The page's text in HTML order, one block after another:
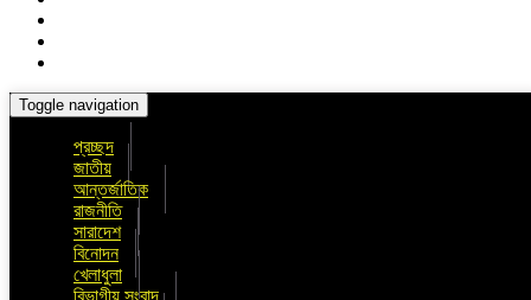
Toggle navigation
প্রচ্ছদ
জাতীয়
আন্তর্জাতিক
রাজনীতি
সারাদেশ
বিনোদন
খেলাধুলা
বিভাগীয় সংবাদ